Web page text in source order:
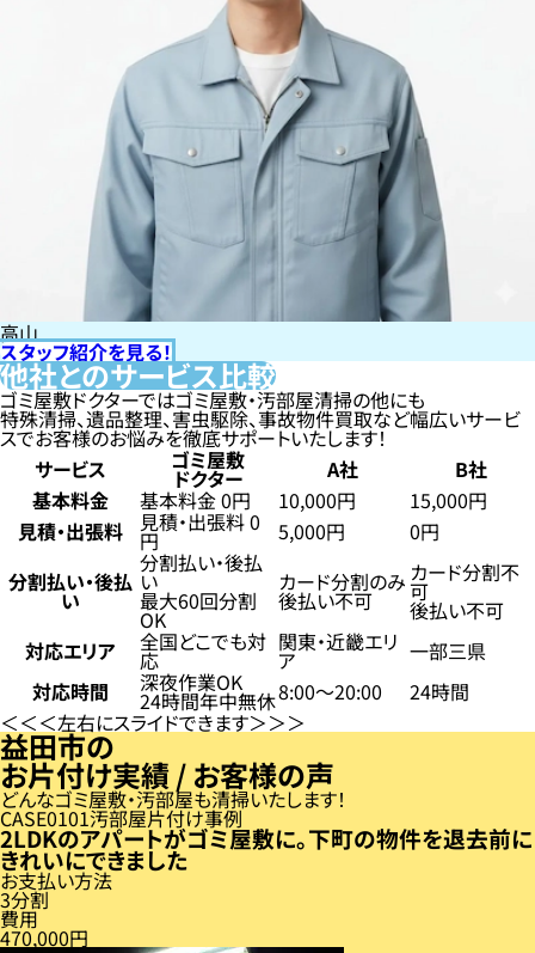
高山
スタッフ紹介を見る！
他社とのサービス比較
ゴミ屋敷ドクターではゴミ屋敷・汚部屋清掃の他にも
特殊清掃、遺品整理、害虫駆除、事故物件買取など幅広いサービ
スでお客様のお悩みを徹底サポートいたします！
サービス
ゴミ屋敷
ドクター A社
B社
基本料金
基本料金 0円 10,000円
15,000円
見積・出張料
見積・出張料 0
円 5,000円
0円
分割払い・後払
い
分割払い・後払
い
最大60回分割
OK
カード分割のみ
後払い不可
カード分割不
可
後払い不可
対応エリア
全国どこでも対
応
関東・近畿エリ
ア
一部三県
対応時間
深夜作業OK
24時間年中無休8:00〜20:00
24時間
左右にスライドできます
益田市の
お片付け実績 / お客様の声
どんなゴミ屋敷・汚部屋も清掃いたします！
CASE 01汚部屋片付け事例
2LDKのアパートがゴミ屋敷に。下町の物件を退去前に
きれいにできました
お支払い方法
3分割
費用
470,000円